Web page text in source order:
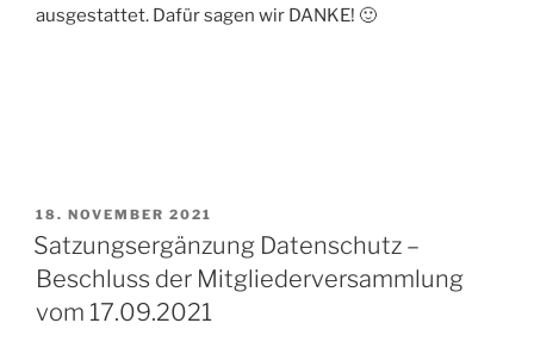
ausgestattet. Dafür sagen wir DANKE! 🙂
18. NOVEMBER 2021
Satzungsergänzung Datenschutz –
Beschluss der Mitgliederversammlung
vom 17.09.2021